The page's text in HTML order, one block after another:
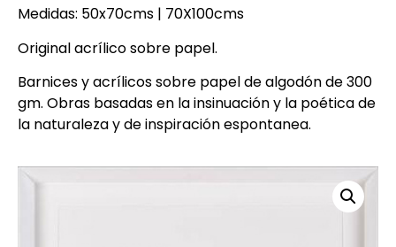
Medidas: 50x70cms | 70X100cms
Original acrílico sobre papel.
Barnices y acrílicos sobre papel de algodón de 300
gm. Obras basadas en la insinuación y la poética de
la naturaleza y de inspiración espontanea.